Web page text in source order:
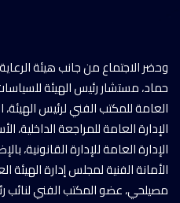
وحضر الاجتماع من جانب هيئة
حماد، مستشار رئيس الهيئة
العامة للمكتب الفني لرئيس
الإدارة العامة للمراجعة الداخلية،
الإدارة العامة للإدارة القانونية،
الأمانة الفنية لمجلس إدارة الهيئة
مصيلحي، عضو المكتب الفني لنائب